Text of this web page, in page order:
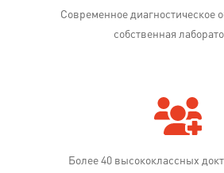
Современное диагностическое
собственная
Более 40 высококлассных